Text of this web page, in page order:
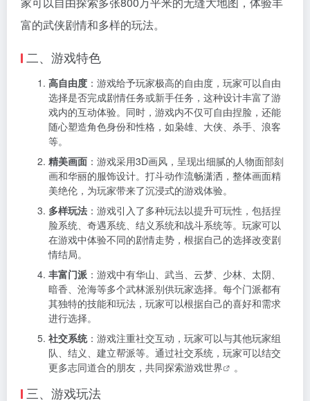
富的武侠剧情和多样的玩法。
二、游戏特色
高自由度 ：游戏给予玩家极高的自由度，玩家可以自由
选择是否完成剧情任务或新手任务，这种设计丰富了游
戏内的互动体验。同时，游戏内不仅可自由捏脸，还能
随心塑造角色身份和性格，如枭雄、大侠、杀手、浪客
等。
精美画面 ：游戏采用3D画风，呈现出细腻的人物面部刻
画和华丽的服饰设计。打斗动作流畅潇洒，整体画面精
美绝伦，为玩家带来了沉浸式的游戏体验。
多样玩法 ：游戏引入了多种玩法以提升可玩性，包括捏
脸系统、奇遇系统、结义系统和战斗系统等。玩家可以
在游戏中体验不同的剧情走势，根据自己的选择改变剧
情结局。
丰富门派 ：游戏中有华山、武当、云梦、少林、太阴、
暗香、沧海等多个武林派别供玩家选择。每个门派都有
其独特的技能和玩法，玩家可以根据自己的喜好和需求
进行选择。
社交系统：游戏注重社交互动，玩家可以与其他玩家组
队、结义、建立帮派等。通过社交系统，玩家可以结交
更多志同道合的朋友，共同探索游戏世界 。
三、游戏玩法